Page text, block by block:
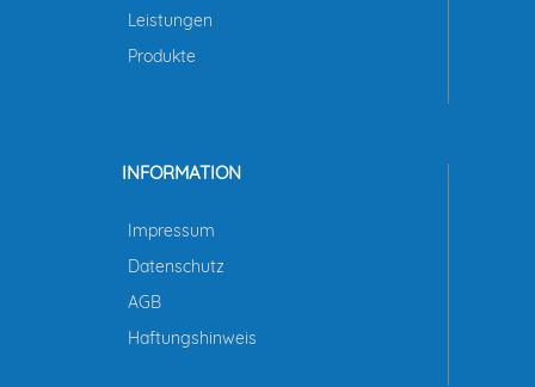
Leistungen
Produkte
INFORMATION
Impressum
Datenschutz
AGB
Haftungshinweis